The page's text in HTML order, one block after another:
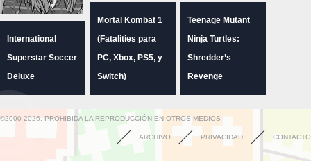
International
Superstar Soccer
Deluxe
Mortal Kombat 1
(Fatalities para
PC, Xbox, PS5, y
Switch)
Teenage Mutant
Ninja Turtles:
Shredder’s
Revenge
©2000-2026. PROHIBIDA LA REPRODUCCIÓN EN OTROS MEDIOS
ARCHIVO PRIVACIDAD CONTACTO